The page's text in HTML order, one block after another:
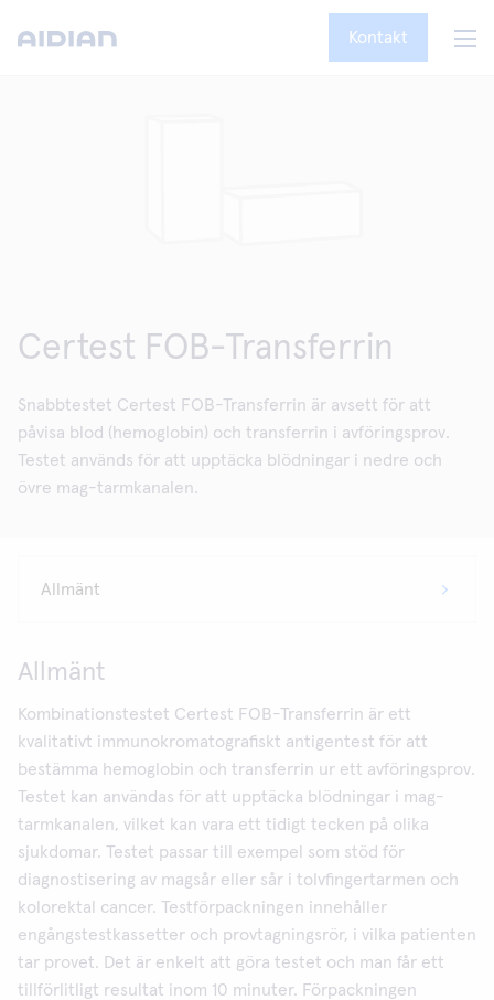
Kontakt
Certest FOB-Transferrin
Snabbtestet Certest FOB-Transferrin är avsett för att
påvisa blod (hemoglobin) och transferrin i avföringsprov.
Testet används för att upptäcka blödningar i nedre och
övre mag-tarmkanalen.
Allmänt
Kombinationstestet Certest FOB-Transferrin är ett
kvalitativt immunokromatografiskt antigentest för att
bestämma hemoglobin och transferrin ur ett avföringsprov.
Testet kan användas för att upptäcka blödningar i mag-
tarmkanalen, vilket kan vara ett tidigt tecken på olika
sjukdomar. Testet passar till exempel som stöd för
diagnostisering av magsår eller sår i tolvfingertarmen och
kolorektal cancer. Testförpackningen innehåller
engångstestkassetter och provtagningsrör, i vilka patienten
tar provet. Det är enkelt att göra testet och man får ett
tillförlitligt resultat inom 10 minuter. Förpackningen